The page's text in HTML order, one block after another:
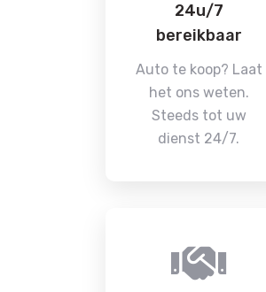
24u/7
bereikbaar
Auto te koop? Laat
het ons weten.
Steeds tot uw
dienst 24/7.